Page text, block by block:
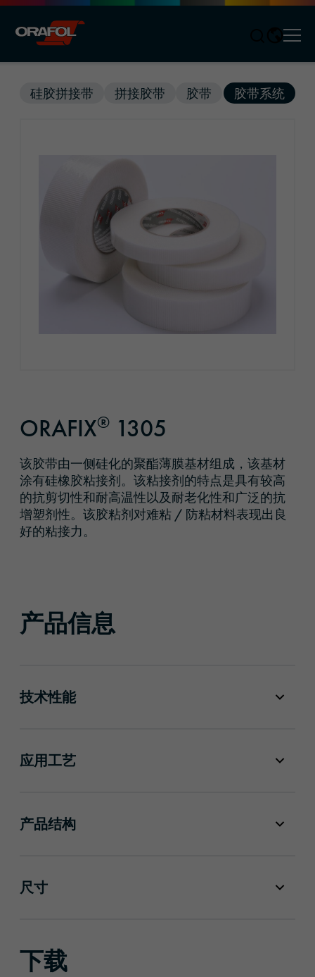
硅胶拼接带 拼接胶带 胶带 胶带系统
ORAFIX® 1305
该胶带由一侧硅化的聚酯薄膜基材组成，该基材
涂有硅橡胶粘接剂。该粘接剂的特点是具有较高
的抗剪切性和耐高温性以及耐老化性和广泛的抗
增塑剂性。该胶粘剂对难粘 / 防粘材料表现出良
好的粘接力。
产品信息
技术性能
应用工艺
产品结构
尺寸
下载